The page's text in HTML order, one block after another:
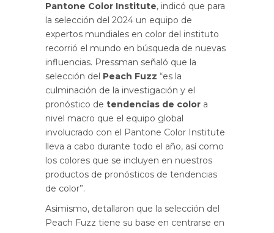
Pantone Color Institute, indicó que para
la selección del 2024 un equipo de
expertos mundiales en color del instituto
recorrió el mundo en búsqueda de nuevas
influencias. Pressman señaló que la
selección del Peach Fuzz “es la
culminación de la investigación y el
pronóstico de tendencias de color a
nivel macro que el equipo global
involucrado con el Pantone Color Institute
lleva a cabo durante todo el año, así como
los colores que se incluyen en nuestros
productos de pronósticos de tendencias
de color”.
Asimismo, detallaron que la selección del
Peach Fuzz tiene su base en centrarse en